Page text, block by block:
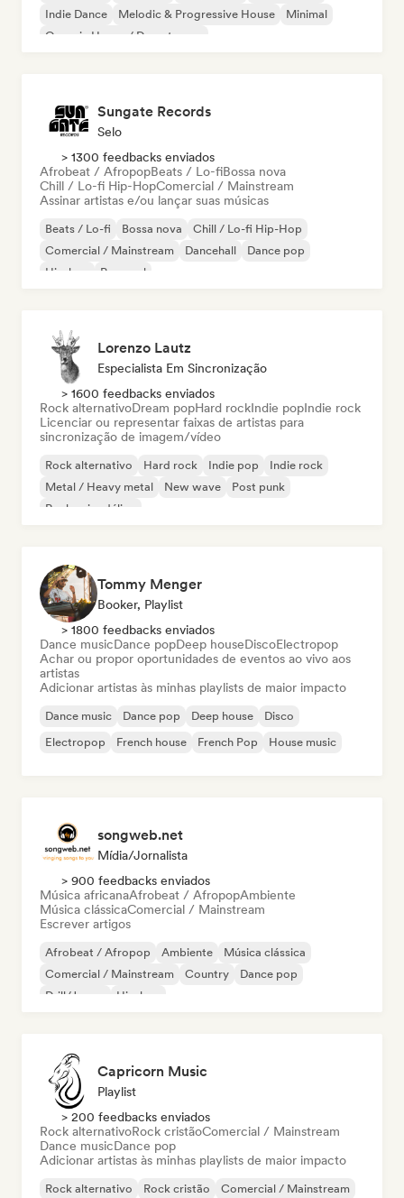
Indie Dance
Melodic & Progressive House
Minimal
Organic House / Downtempo
Sungate Records
Selo
> 1300 feedbacks enviados
Afrobeat / AfropopBeats / Lo-fiBossa nova
Chill / Lo-fi Hip-HopComercial / Mainstream
Assinar artistas e/ou lançar suas músicas
Beats / Lo-fi Bossa nova
Chill / Lo-fi Hip-Hop
Comercial / Mainstream
Dancehall
Dance pop
Hip-hop
Pop soul
Lorenzo Lautz
Especialista Em Sincronização
> 1600 feedbacks enviados
Rock alternativoDream popHard rockIndie popIndie rock
Licenciar ou representar faixas de artistas para
sincronização de imagem/vídeo
Rock alternativo Hard rock Indie pop
Indie rock
Metal / Heavy metal
New wave
Post punk
Rock psicodélico
Tommy Menger
Booker, Playlist
> 1800 feedbacks enviados
Dance musicDance popDeep houseDiscoElectropop
Achar ou propor oportunidades de eventos ao vivo aos
artistas
Adicionar artistas às minhas playlists de maior impacto
Dance music Dance pop Deep house
Disco
Electropop
French house French Pop House music
songweb.net
Mídia/Jornalista
> 900 feedbacks enviados
Música africanaAfrobeat / AfropopAmbiente
Música clássicaComercial / Mainstream
Escrever artigos
Afrobeat / Afropop Ambiente
Música clássica
Comercial / Mainstream
Country
Dance pop
Drill/Jersey
Hip-hop
Capricorn Music
Playlist
> 200 feedbacks enviados
Rock alternativoRock cristãoComercial / Mainstream
Dance musicDance pop
Adicionar artistas às minhas playlists de maior impacto
Rock alternativo Rock cristão Comercial / Mainstream